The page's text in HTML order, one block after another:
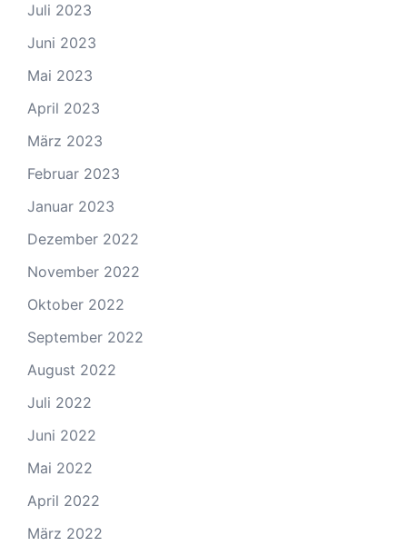
Juli 2023
Juni 2023
Mai 2023
April 2023
März 2023
Februar 2023
Januar 2023
Dezember 2022
November 2022
Oktober 2022
September 2022
August 2022
Juli 2022
Juni 2022
Mai 2022
April 2022
März 2022